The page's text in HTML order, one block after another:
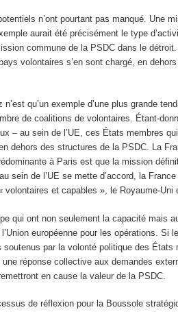
n’ont pourtant pas manqué. Une
aurait été précisément le type
commune de la PSDC dans le
volontaires s’en sont chargé, en
n’est qu’un exemple d’une plus grande
de coalitions de volontaires. Étant-
– au sein de l’UE, ces États membres
dehors des structures de la PSDC. La
à Paris est que la mission
sein de l’UE se mette d’accord, la
volontaires et capables », le Royaume-Uni
qui ont non seulement la capacité mais
européenne pour les opérations. Si
par la volonté politique des
une réponse collective aux demandes
en cause la valeur de la PSDC.
de réflexion pour la Boussole